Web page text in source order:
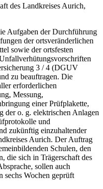
des Landkreises Aurich,
Aufgaben der Durchführung
der ortsveränderlichen
sowie der ortsfesten
3 / 4 (DGUV
zu beauftragen. Die
erforderlichen
Messung,
einer Prüfplakette,
der o. g. elektrischen Anlagen
und
zukünftig einzuhaltender
Aurich. Der Auftrag
Schulen, den
die sich in Trägerschaft des
sollen auch
sechs Wochen geprüft